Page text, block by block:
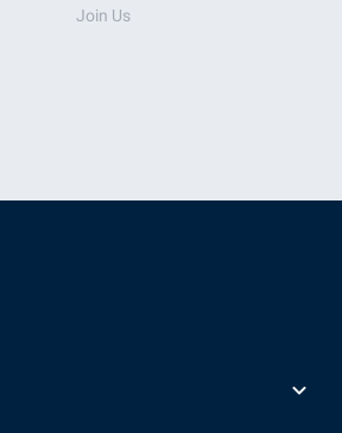
Join Us